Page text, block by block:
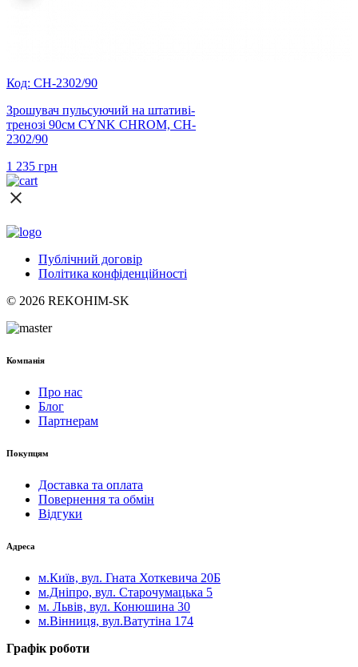
Код: CH-2302/90
Зрошувач пульсуючий на штативі-
тренозі 90см CYNK CHROM, CH-
2302/90
1 235 грн
Публічний договір
Політика конфіденційності
© 2026 REKOHIM-SK
Компанія
Про нас
Блог
Партнерам
Покупцям
Доставка та оплата
Повернення та обмін
Відгуки
Адреса
м.Київ, вул. Гната Хоткевича 20Б
м.Дніпро, вул. Старочумацька 5
м. Львів, вул. Конюшина 30
м.Вінниця, вул.Ватутіна 174
Графік роботи